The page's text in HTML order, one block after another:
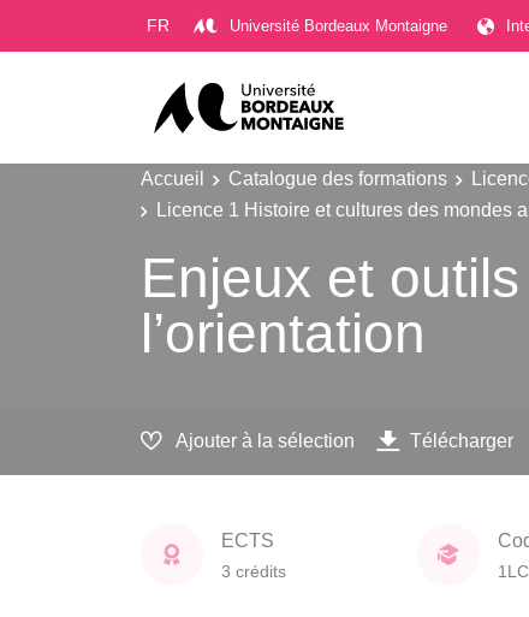
FR Université Bordeaux Montaigne
Accueil Catalogue des formations
Licence 1 Histoire et cultures des mondes
Enjeux et
l’orientation
Ajouter à la sélection Télécharger
ECTS
3 crédits